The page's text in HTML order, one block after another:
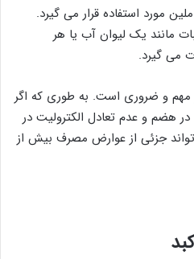
مورد استفاده قرار می گیرد.
مانند یک لیوان آب یا هر
می گیرد.
مهم و ضروری است. به طوری که اگر
هضم و عدم تعادل الکترولیت در
جزئی از عوارض مصرف بیش از